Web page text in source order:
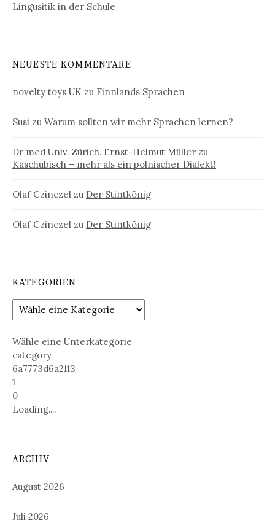
Lingusitik in der Schule
NEUESTE KOMMENTARE
novelty toys UK zu Finnlands Sprachen
Susi zu Warum sollten wir mehr Sprachen lernen?
Dr med Univ. Zürich. Ernst-Helmut Müller zu
Kaschubisch – mehr als ein polnischer Dialekt!
Olaf Czinczel zu Der Stintkönig
Olaf Czinczel zu Der Stintkönig
KATEGORIEN
Wähle eine Unterkategorie
category
6a7773d6a2113
1
0
Loading....
ARCHIV
August 2026
Juli 2026